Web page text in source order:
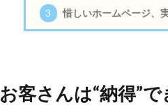
3 惜しいホームページ、
お客さんは“納得”